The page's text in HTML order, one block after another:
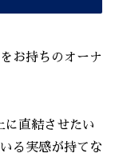
お持ちのオーナ
に直結させたい
る実感が持てな